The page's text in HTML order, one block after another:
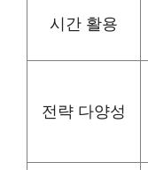
시간 활용
전략 다양성